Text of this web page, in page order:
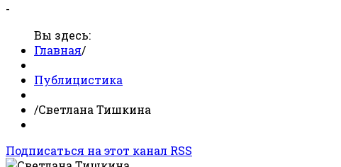
-
Вы здесь:
Главная/
Публицистика
/Светлана Тишкина
Подписаться на этот канал RSS